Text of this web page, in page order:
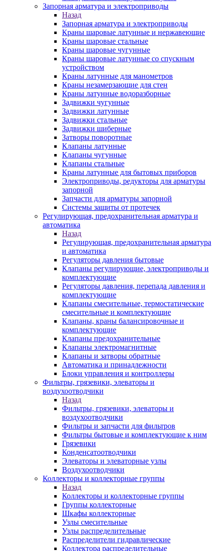
Запорная арматура и электроприводы
Назад
Запорная арматура и электроприводы
Краны шаровые латунные и нержавеющие
Краны шаровые стальные
Краны шаровые чугунные
Краны шаровые латунные со спускным
устройством
Краны латунные для манометров
Краны незамерзающие для стен
Краны латунные водоразборные
Задвижки чугунные
Задвижки латунные
Задвижки стальные
Задвижки шиберные
Затворы поворотные
Клапаны латунные
Клапаны чугунные
Клапаны стальные
Краны латунные для бытовых приборов
Электроприводы, редукторы для арматуры
запорной
Запчасти для арматуры запорной
Системы защиты от протечек
Регулирующая, предохранительная арматура и
автоматика
Назад
Регулирующая, предохранительная арматура
и автоматика
Регуляторы давления бытовые
Клапаны регулирующие, электроприводы и
комплектующие
Регуляторы давления, перепада давления и
комплектующие
Клапаны смесительные, термостатические
смесительные и комплектующие
Клапаны, краны балансировочные и
комплектующие
Клапаны предохранительные
Клапаны электромагнитные
Клапаны и затворы обратные
Автоматика и принадлежности
Блоки управления и контроллеры
Фильтры, грязевики, элеваторы и
воздухоотводчики
Назад
Фильтры, грязевики, элеваторы и
воздухоотводчики
Фильтры и запчасти для фильтров
Фильтры бытовые и комплектующие к ним
Грязевики
Конденсатоотводчики
Элеваторы и элеваторные узлы
Воздухоотводчики
Коллекторы и коллекторные группы
Назад
Коллекторы и коллекторные группы
Группы коллекторные
Шкафы коллекторные
Узлы смесительные
Узлы распределительные
Распределители гидравлические
Коллектора распределительные